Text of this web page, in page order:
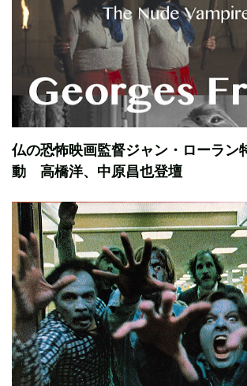
仏の恐怖映画監督ジャン・ローラン
動 高橋洋、中原昌也登壇